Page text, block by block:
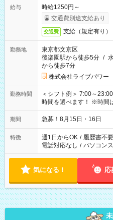
給与
時給1250円～
交通費別途支給あり
交通費 支給（規定有り）
勤務地
東京都文京区
後楽園駅から徒歩5分 /
から徒歩7分
株式会社ライブパワー
勤務時間
＜シフト例＞ 7:00～23:00 13:30～
時間を選べます！ ※時間
期間 急募！8月15日・16日
特徴 週1日からOK / 履歴書不要
電話対応なし / パソコン
気になる！ 応